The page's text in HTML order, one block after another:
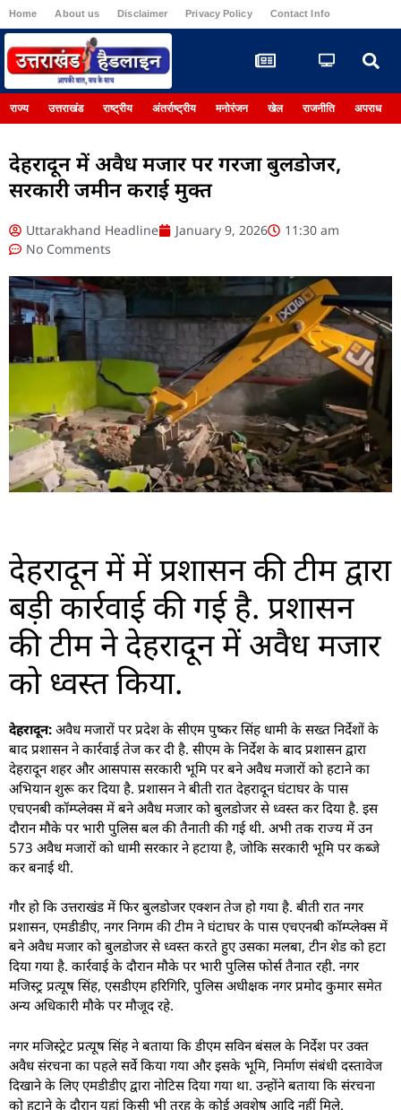
Home About us Disclaimer Privacy Policy Contact Info
राज्य उत्तराखंड राष्ट्रीय अंतर्राष्ट्रीय मनोरंजन खेल राजनीति अपराध
देहरादून में अवैध मजार पर गरजा बुलडोजर,
सरकारी जमीन कराई मुक्त
Uttarakhand Headline January 9, 2026
11:30 am
No Comments
देहरादून में में प्रशासन की टीम द्वारा
बड़ी कार्रवाई की गई है. प्रशासन
की टीम ने देहरादून में अवैध मजार
को ध्वस्त किया.
देहरादून: अवैध मजारों पर प्रदेश के सीएम पुष्कर सिंह धामी के सख्त निर्देशों के
बाद प्रशासन ने कार्रवाई तेज कर दी है. सीएम के निर्देश के बाद प्रशासन द्वारा
देहरादून शहर और आसपास सरकारी भूमि पर बने अवैध मजारों को हटाने का
अभियान शुरू कर दिया है. प्रशासन ने बीती रात देहरादून घंटाघर के पास
एचएनबी कॉम्प्लेक्स में बने अवैध मजार को बुलडोजर से ध्वस्त कर दिया है. इस
दौरान मौके पर भारी पुलिस बल की तैनाती की गई थी. अभी तक राज्य में उन
573 अवैध मजारों को धामी सरकार ने हटाया है, जोकि सरकारी भूमि पर कब्जे
कर बनाई थी.
गौर हो कि उत्तराखंड में फिर बुलडोजर एक्शन तेज हो गया है. बीती रात नगर
प्रशासन, एमडीडीए, नगर निगम की टीम ने घंटाघर के पास एचएनबी कॉम्प्लेक्स में
बने अवैध मजार को बुलडोजर से ध्वस्त करते हुए उसका मलबा, टीन शेड को हटा
दिया गया है. कार्रवाई के दौरान मौके पर भारी पुलिस फोर्स तैनात रही. नगर
मजिस्ट्र प्रत्यूष सिंह, एसडीएम हरिगिरि, पुलिस अधीक्षक नगर प्रमोद कुमार समेत
अन्य अधिकारी मौके पर मौजूद रहे.
नगर मजिस्ट्रेट प्रत्यूष सिंह ने बताया कि डीएम सविन बंसल के निर्देश पर उक्त
अवैध संरचना का पहले सर्वे किया गया और इसके भूमि, निर्माण संबंधी दस्तावेज
दिखाने के लिए एमडीडीए द्वारा नोटिस दिया गया था. उन्होंने बताया कि संरचना
को हटाने के दौरान यहां किसी भी तरह के कोई अवशेष आदि नहीं मिले.